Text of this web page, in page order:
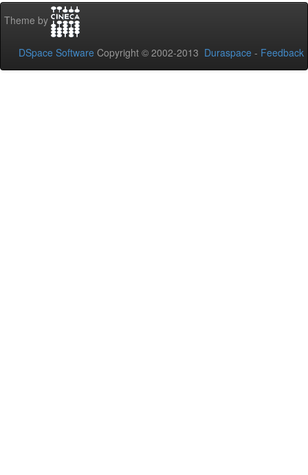
Theme by
DSpace Software Copyright © 2002-2013 Duraspace - Feedback